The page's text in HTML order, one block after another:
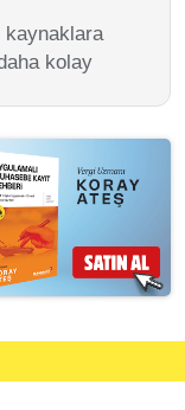
kaynaklara
kolay